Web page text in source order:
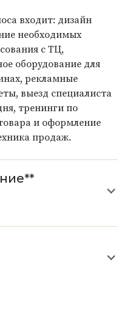
входит: дизайн
необходимых
с ТЦ,
оборудование для
рекламные
выезд специалиста
тренинги по
и оформление
продаж.